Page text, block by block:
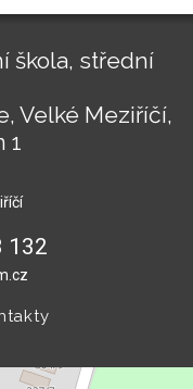
škola, střední
Velké Meziříčí,
1
132